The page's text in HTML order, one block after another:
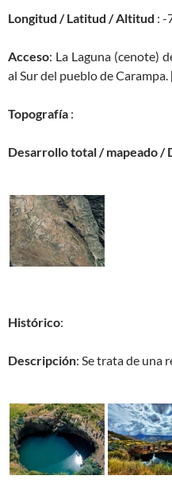
Longitud / Latitud / Altitud : -
Acceso: La Laguna (cenote)
al Sur del pueblo de Carampa.
Topografía :
Desarrollo total / mapeado /
Histórico:
Descripción: Se trata de una